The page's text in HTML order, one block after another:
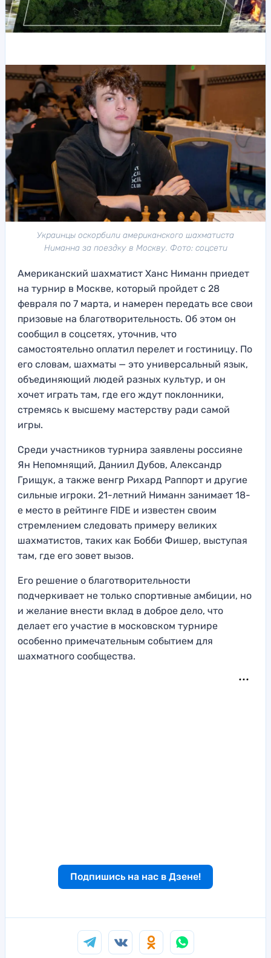
Украинцы оскорбили американского шахматиста
Ниманна за поездку в Москву. Фото: соцсети
Американский шахматист Ханс Ниманн приедет
на турнир в Москве, который пройдет с 28
февраля по 7 марта, и намерен передать все свои
призовые на благотворительность. Об этом он
сообщил в соцсетях, уточнив, что
самостоятельно оплатил перелет и гостиницу. По
его словам, шахматы — это универсальный язык,
объединяющий людей разных культур, и он
хочет играть там, где его ждут поклонники,
стремясь к высшему мастерству ради самой
игры.
Среди участников турнира заявлены россияне
Ян Непомнящий, Даниил Дубов, Александр
Грищук, а также венгр Рихард Раппорт и другие
сильные игроки. 21-летний Ниманн занимает 18-
е место в рейтинге FIDE и известен своим
стремлением следовать примеру великих
шахматистов, таких как Бобби Фишер, выступая
там, где его зовет вызов.
Его решение о благотворительности
подчеркивает не только спортивные амбиции, но
и желание внести вклад в доброе дело, что
делает его участие в московском турнире
особенно примечательным событием для
шахматного сообщества.
Подпишись на нас в Дзене!